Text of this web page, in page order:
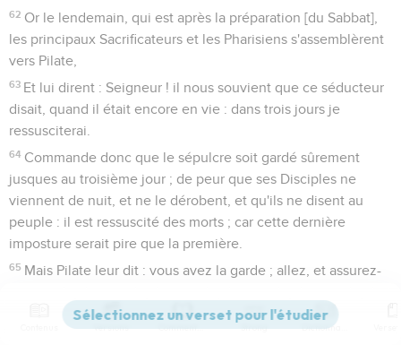
62 Or le lendemain, qui est après la préparation [du Sabbat],
les principaux Sacrificateurs et les Pharisiens s'assemblèrent
vers Pilate,
63 Et lui dirent : Seigneur ! il nous souvient que ce séducteur
disait, quand il était encore en vie : dans trois jours je
ressusciterai.
64 Commande donc que le sépulcre soit gardé sûrement
jusques au troisième jour ; de peur que ses Disciples ne
viennent de nuit, et ne le dérobent, et qu'ils ne disent au
peuple : il est ressuscité des morts ; car cette dernière
imposture serait pire que la première.
65 Mais Pilate leur dit : vous avez la garde ; allez, et assurez-
Ils s'en allèrent donc, et assurèrent le sépulcre, scellant la
Versions Commentaires Strong